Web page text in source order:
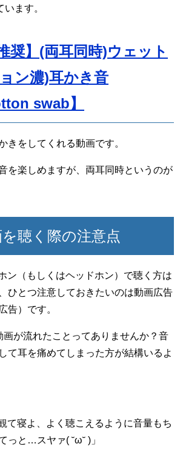
ます。
奨】(両耳同時)ウェット
ン濃)耳かき音
swab】
きをしてくれる動画です。
を楽しめますが、両耳同時というのが
聴く際の注意点
ン（もしくはヘッドホン）で聴く方は
ひとつ注意しておきたいのは動画広告
告）です。
画が流れたことってありませんか？音
て耳を痛めてしまった方が結構いるよ
て寝よ、よく聴こえるように音量もち
っと…スヤァ( ˘ω˘ )」